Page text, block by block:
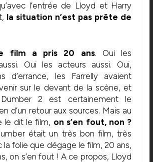
l’entrée de Lloyd et Harry
la situation n’est pas prête de
film a pris 20 ans. Oui les
Oui les acteurs aussi. Oui,
d’errance, les Farrelly avaient
sur le devant de la scène, et
2 est certainement le
d’un retour aux sources. Mais au
le dit le film, on s’en fout, non ?
était un très bon film, très
la folie que dégage le film, 20 ans,
on s’en fout ! A ce propos, Lloyd